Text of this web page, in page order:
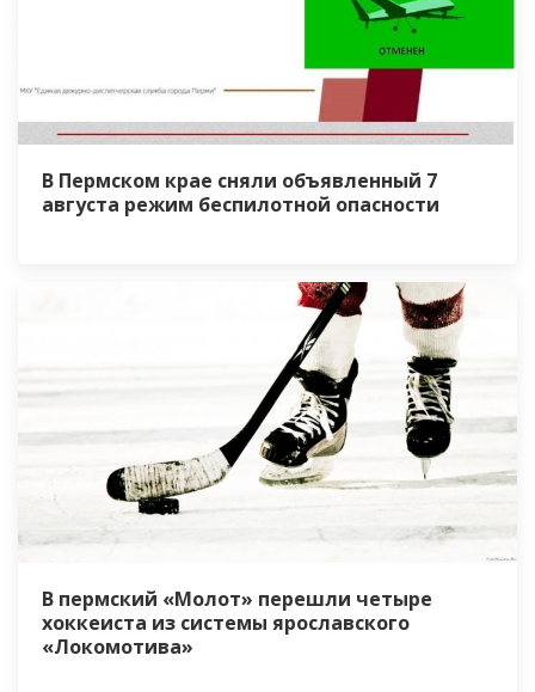
В Пермском крае сняли объявленный 7
августа режим беспилотной опасности
В пермский «Молот» перешли четыре
хоккеиста из системы ярославского
«Локомотива»